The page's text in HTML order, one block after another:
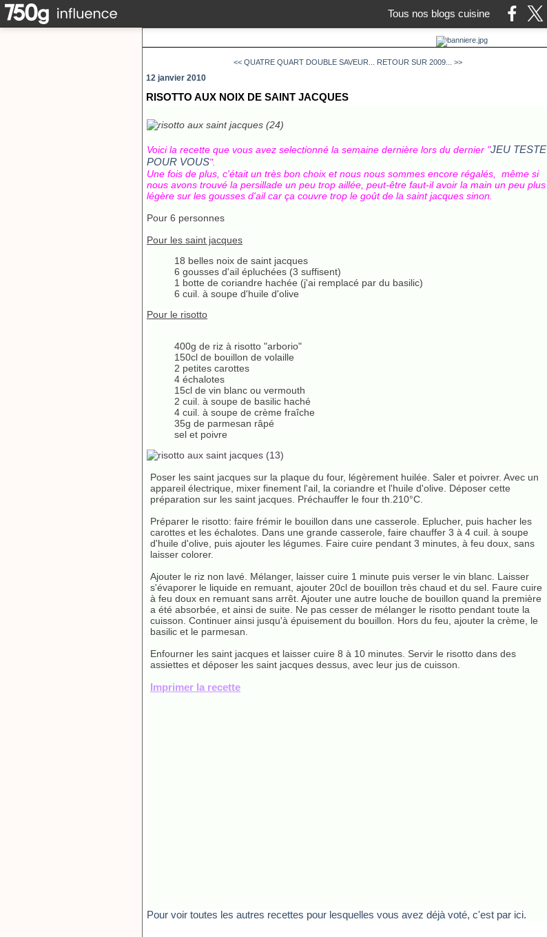
Tous nos blogs cuisine
<< QUATRE QUART DOUBLE SAVEUR... RETOUR SUR 2009... >>
12 janvier 2010
RISOTTO AUX NOIX DE SAINT JACQUES
Voici la recette que vous avez selectionné la semaine dernière lors du dernier "JEU TESTE
POUR VOUS".
Une fois de plus, c'était un très bon choix et nous nous sommes encore régalés, même si
nous avons trouvé la persillade un peu trop aillée, peut-être faut-il avoir la main un peu plus
légère sur les gousses d'ail car ça couvre trop le goût de la saint jacques sinon.
Pour 6 personnes
Pour les saint jacques
18 belles noix de saint jacques
6 gousses d'ail épluchées (3 suffisent)
1 botte de coriandre hachée (j'ai remplacé par du basilic)
6 cuil. à soupe d'huile d'olive
Pour le risotto
400g de riz à risotto "arborio"
150cl de bouillon de volaille
2 petites carottes
4 échalotes
15cl de vin blanc ou vermouth
2 cuil. à soupe de basilic haché
4 cuil. à soupe de crème fraîche
35g de parmesan râpé
sel et poivre
Poser les saint jacques sur la plaque du four, légèrement huilée. Saler et poivrer. Avec un
appareil électrique, mixer finement l'ail, la coriandre et l'huile d'olive. Déposer cette
préparation sur les saint jacques. Préchauffer le four th.210°C.
Préparer le risotto: faire frémir le bouillon dans une casserole. Eplucher, puis hacher les
carottes et les échalotes. Dans une grande casserole, faire chauffer 3 à 4 cuil. à soupe
d'huile d'olive, puis ajouter les légumes. Faire cuire pendant 3 minutes, à feu doux, sans
laisser colorer.
Ajouter le riz non lavé. Mélanger, laisser cuire 1 minute puis verser le vin blanc. Laisser
s'évaporer le liquide en remuant, ajouter 20cl de bouillon très chaud et du sel. Faure cuire
à feu doux en remuant sans arrêt. Ajouter une autre louche de bouillon quand la première
a été absorbée, et ainsi de suite. Ne pas cesser de mélanger le risotto pendant toute la
cuisson. Continuer ainsi jusqu'à épuisement du bouillon. Hors du feu, ajouter la crème, le
basilic et le parmesan.
Enfourner les saint jacques et laisser cuire 8 à 10 minutes. Servir le risotto dans des
assiettes et déposer les saint jacques dessus, avec leur jus de cuisson.
Imprimer la recette
Pour voir toutes les autres recettes pour lesquelles vous avez déjà voté, c'est par ici.